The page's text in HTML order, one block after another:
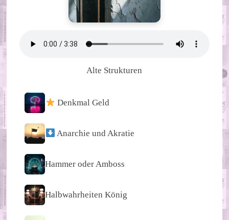
Alte Strukturen
Denkmal Geld
Anarchie und Akratie
Hammer oder Amboss
Halbwahrheiten König